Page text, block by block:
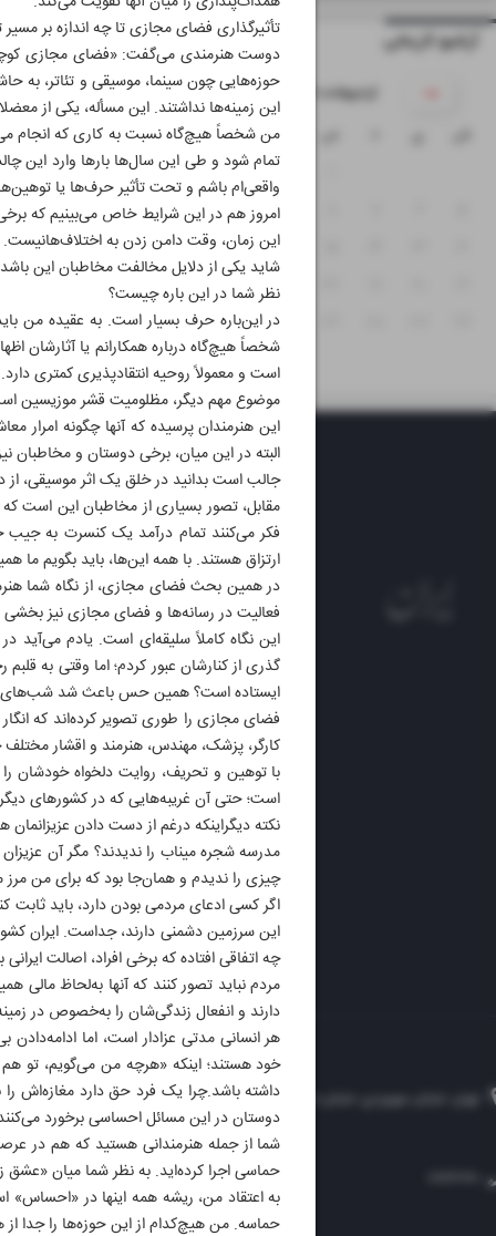
تأثیرگذاری فضای مجازی تا چه اندازه بر
دوست هنرمندی می‌گفت: «فضای مجازی
حوزه‌هایی چون سینما، موسیقی و تئاتر، به
این زمینه‌ها نداشتند. این مسأله، یکی از
من شخصاً هیچ‌گاه نسبت به کاری که انجام
تمام شود و طی این سال‌ها بارها وارد این
واقعی‌ام باشم و تحت تأثیر حرف‌ها یا توهین‌ها
امروز هم در این شرایط خاص می‌بینیم که
این زمان، وقت دامن زدن به اختلاف‌هانیست.
شاید یکی از دلایل مخالفت مخاطبان این
نظر شما در این باره چیست؟
در این‌باره حرف بسیار است. به عقیده من
شخصاً هیچ‌گاه درباره همکارانم یا آثارشان
است و معمولاً روحیه انتقادپذیری کمتری دارد.
موضوع مهم دیگر، مظلومیت قشر موزیسین
این هنرمندان پرسیده که آنها چگونه امرار
البته در این میان، برخی دوستان و مخاطبان
جالب است بدانید در خلق یک اثر موسیقی، از
مقابل، تصور بسیاری از مخاطبان این است
ارتزاق هستند. با همه این‌ها، باید بگویم ما
در همین بحث فضای مجازی، از نگاه شما
فعالیت در رسانه‌ها و فضای مجازی نیز
این نگاه کاملاً سلیقه‌ای است. یادم
گذری از کنارشان عبور کردم؛ اما وقتی به
ایستاده است؟ همین حس باعث شد شب‌های
فضای مجازی را طوری تصویر کرده‌اند که
کارگر، پزشک، مهندس، هنرمند و اقشار
با توهین و تحریف، روایت دلخواه خودشان
است؛ حتی آن غریبه‌هایی که در کشورهای دیگر
نکته دیگراینکه درغم از دست دادن
مدرسه شجره میناب را ندیدند؟ مگر آن
چیزی را ندیدم و همان‌جا بود که برای من
اگر کسی ادعای مردمی بودن دارد، باید
این سرزمین دشمنی دارند، جداست. ایران
چه اتفاقی افتاده که برخی افراد، اصالت
مردم نباید تصور کنند که آنها به‌لحاظ
دارند و انفعال زندگی‌شان را به‌خصوص در
هر انسانی مدتی عزادار است، اما
خود هستند؛ اینکه «هرچه من می‌گویم، تو
داشته باشد.چرا یک فرد حق دارد مغازه‌اش
دوستان در این مسائل احساسی برخورد
شما از جمله هنرمندانی هستید که هم در
حماسی اجرا کرده‌اید. به نظر شما میان «عشق
به اعتقاد من، ریشه همه اینها در
حماسه. من هیچ‌کدام از این حوزه‌ها را جدا
آرشیو تاریخی
۱۴۰۵ اردیبهشت
پ ج
۳
۴
۱۰
۱۱
۱۶ ۱۷
۱۸
۲۳ ۲۴
۲۵
۳۰ ۳۱
الوفاق
تهران، خیابان سهروردی، خیابان خرمشهر، نرسیده به مصلی، موسسه فرهنگی-مطبوعاتی ایران
۳۰۰۰۴۵۱۲۱۳ ۸۸۷۶۱۲۵۴